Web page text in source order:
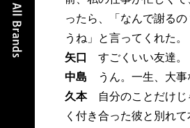
ったら、「なんで謝る
うね」と言ってくれた。
矢口
すごくいい友達。
中島 うん。一生、大事
久本自分のことだけじ
く付き合った彼と別れ